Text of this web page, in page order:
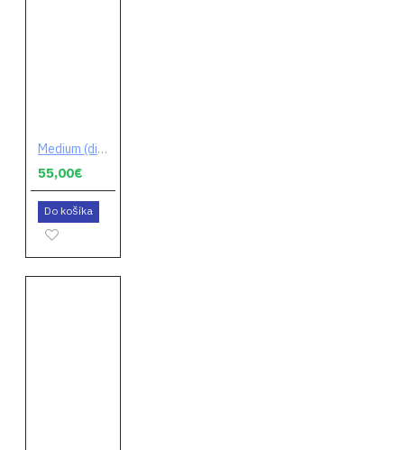
Medium (digitálny kód)
55,00€
Do košíka